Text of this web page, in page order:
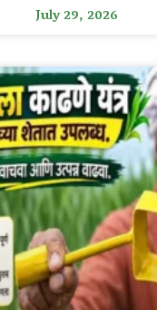
July 29, 2026